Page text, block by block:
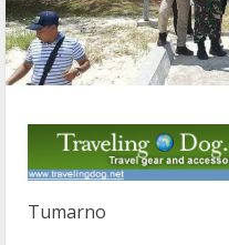
Tumarno